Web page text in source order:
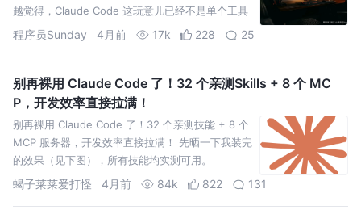
越觉得，Claude Code 这玩意儿已经不是单个工具
了，它开始长生态了...
程序员Sunday 4月前 17k 228 25
别再裸用 Claude Code 了！32 个亲测Skills + 8 个 MC
P，开发效率直接拉满！
别再裸用 Claude Code 了！32 个亲测技能 + 8 个
MCP 服务器，开发效率直接拉满！ 先晒一下我装完
的效果（见下图），所有技能均实测可用。
蝎子莱莱爱打怪 4月前 84k 822 131